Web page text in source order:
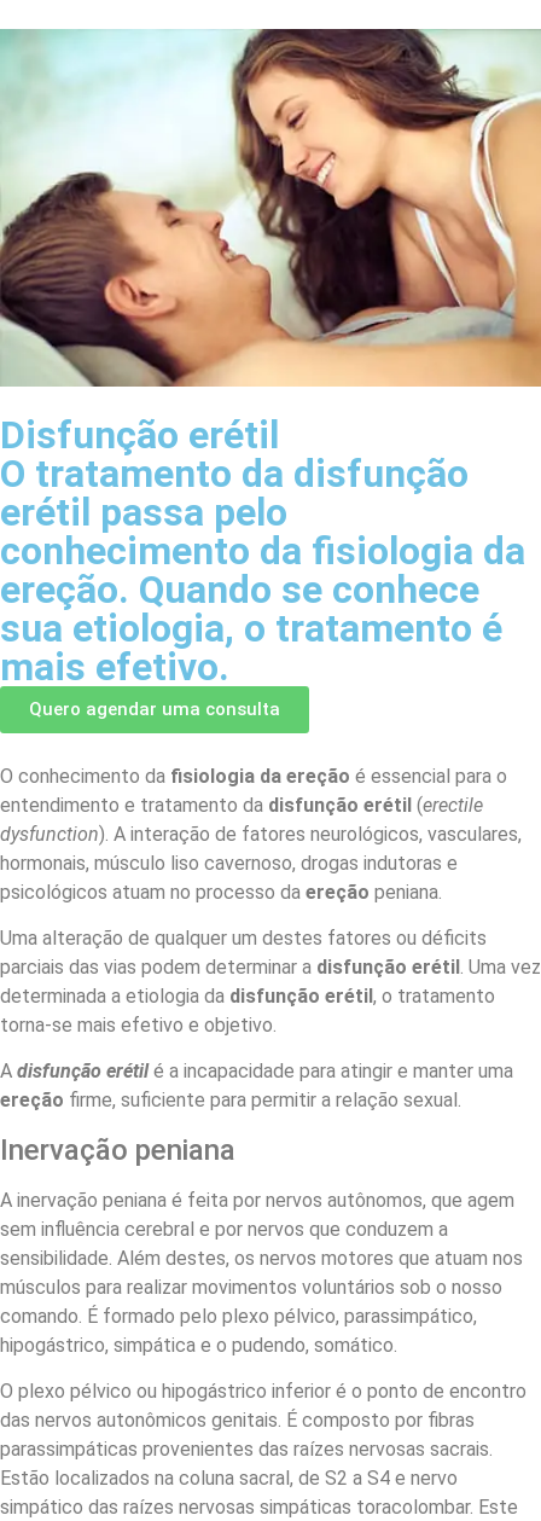
Disfunção erétil
O tratamento da disfunção
erétil passa pelo
conhecimento da fisiologia da
ereção. Quando se conhece
sua etiologia, o tratamento é
mais efetivo.
Quero agendar uma consulta
O conhecimento da fisiologia da ereção é essencial para o
entendimento e tratamento da disfunção erétil (erectile
dysfunction). A interação de fatores neurológicos, vasculares,
hormonais, músculo liso cavernoso, drogas indutoras e
psicológicos atuam no processo da ereção peniana.
Uma alteração de qualquer um destes fatores ou déficits
parciais das vias podem determinar a disfunção erétil. Uma vez
determinada a etiologia da disfunção erétil, o tratamento
torna-se mais efetivo e objetivo.
A disfunção erétilé a incapacidade para atingir e manter uma
ereção firme, suficiente para permitir a relação sexual.
Inervação peniana
A inervação peniana é feita por nervos autônomos, que agem
sem influência cerebral e por nervos que conduzem a
sensibilidade. Além destes, os nervos motores que atuam nos
músculos para realizar movimentos voluntários sob o nosso
comando. É formado pelo plexo pélvico, parassimpático,
hipogástrico, simpática e o pudendo, somático.
O plexo pélvico ou hipogástrico inferior é o ponto de encontro
das nervos autonômicos genitais. É composto por fibras
parassimpáticas provenientes das raízes nervosas sacrais.
Estão localizados na coluna sacral, de S2 a S4 e nervo
simpático das raízes nervosas simpáticas toracolombar. Este